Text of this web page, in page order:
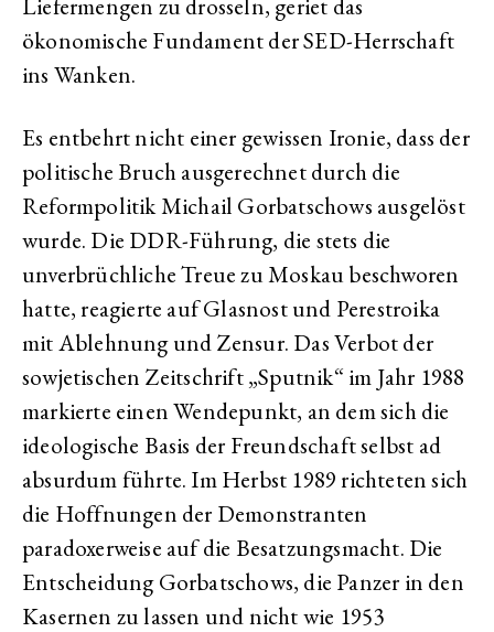
ökonomische Fundament der SED-Herrschaft
ins Wanken.
Es entbehrt nicht einer gewissen Ironie, dass der
politische Bruch ausgerechnet durch die
Reformpolitik Michail Gorbatschows ausgelöst
wurde. Die DDR-Führung, die stets die
unverbrüchliche Treue zu Moskau beschworen
hatte, reagierte auf Glasnost und Perestroika
mit Ablehnung und Zensur. Das Verbot der
sowjetischen Zeitschrift „Sputnik“ im Jahr 1988
markierte einen Wendepunkt, an dem sich die
ideologische Basis der Freundschaft selbst ad
absurdum führte. Im Herbst 1989 richteten sich
die Hoffnungen der Demonstranten
paradoxerweise auf die Besatzungsmacht. Die
Entscheidung Gorbatschows, die Panzer in den
Kasernen zu lassen und nicht wie 1953